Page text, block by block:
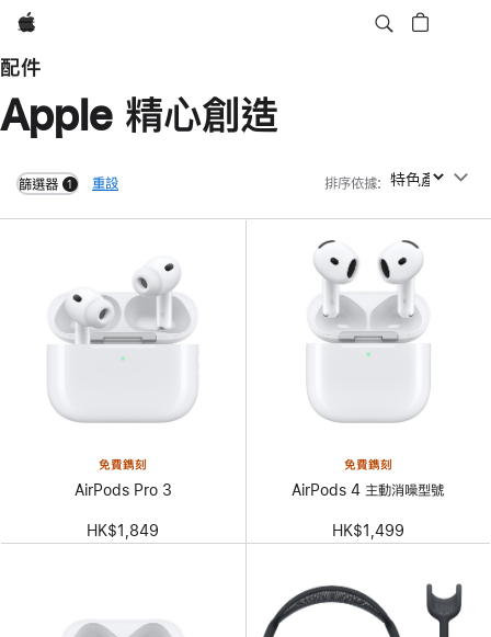
Apple
配件
Apple 精心創造
篩選器 1
filters active
重設 排序依據: 排序依據
免費鐫刻
AirPods Pro 3
HK$1,849
免費鐫刻
AirPods 4 主動消噪型號
HK$1,499